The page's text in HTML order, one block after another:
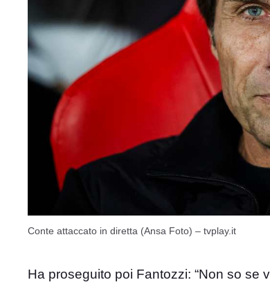
Conte attaccato in diretta (Ansa Foto) – tvplay.it
Ha proseguito poi Fantozzi: “Non so se